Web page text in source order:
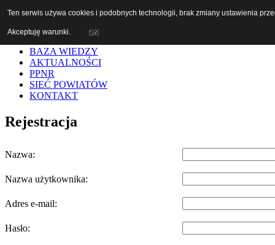
BAZA WIEDZY
AKTUALNOŚCI
PPNR
SIEĆ POWIATÓW
KONTAKT
Rejestracja
Nazwa:
Nazwa użytkownika:
Adres e-mail:
Hasło:
Ten serwis używa cookies i podobnych technologii, brak zmiany ustawienia
Akceptuję warunki. OK